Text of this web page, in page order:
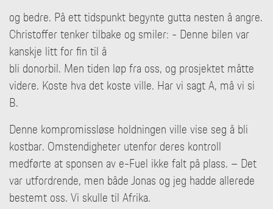
og bedre. På ett tidspunkt begynte gutta nesten å angre.
Christoffer tenker tilbake og smiler: - Denne bilen var
kanskje litt for fin til å
bli donorbil. Men tiden løp fra oss, og prosjektet måtte
videre. Koste hva det koste ville. Har vi sagt A, må vi si
B.
Denne kompromissløse holdningen ville vise seg å bli
kostbar. Omstendigheter utenfor deres kontroll
medførte at sponsen av e-Fuel ikke falt på plass. – Det
var utfordrende, men både Jonas og jeg hadde allerede
bestemt oss. Vi skulle til Afrika.